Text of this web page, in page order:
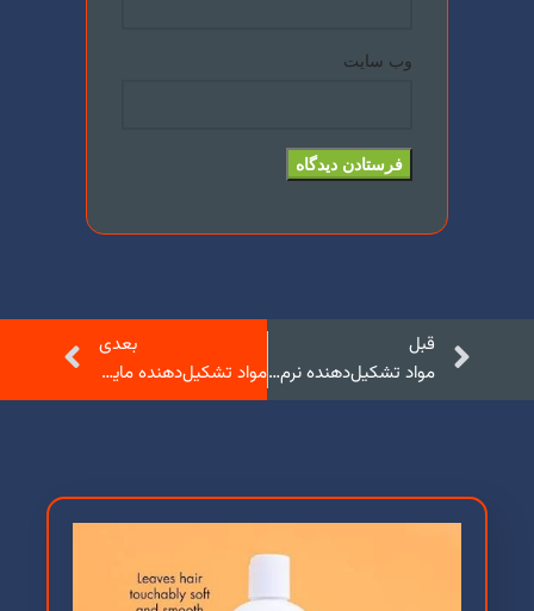
وب‌ سایت
قبل
مواد تشکیل‌دهنده نرم‌کننده لباس و نقش هر کدام
بعدی
مواد تشکیل‌دهنده مایع سفیدکننده لباس